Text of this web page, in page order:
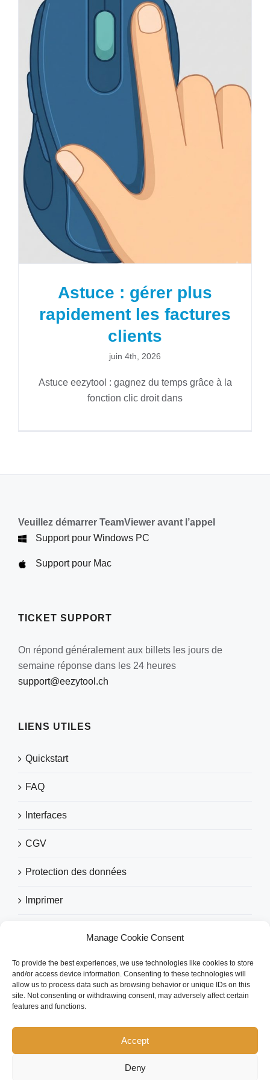
Manage Cookie Consent
To provide the best experiences, we use technologies like cookies to store
and/or access device information. Consenting to these technologies will
allow us to process data such as browsing behavior or unique IDs on this
site. Not consenting or withdrawing consent, may adversely affect certain
features and functions.
Accept
Deny
Astuce : gérer plus rapidement
les factures clients
Astuce : gérer plus
rapidement les factures
clients
juin 4th, 2026
Astuce eezytool : gagnez du temps grâce à la
fonction clic droit dans
Veuillez démarrer TeamViewer avant l’appel
Support pour Windows PC
Support pour Mac
TICKET SUPPORT
On répond généralement aux billets les jours de
semaine réponse dans les 24 heures
support@eezytool.ch
LIENS UTILES
Quickstart
FAQ
Interfaces
CGV
Protection des données
Imprimer
Copyright 2026 eezytool Ltd.| All Rights Reserved | Webdesign by